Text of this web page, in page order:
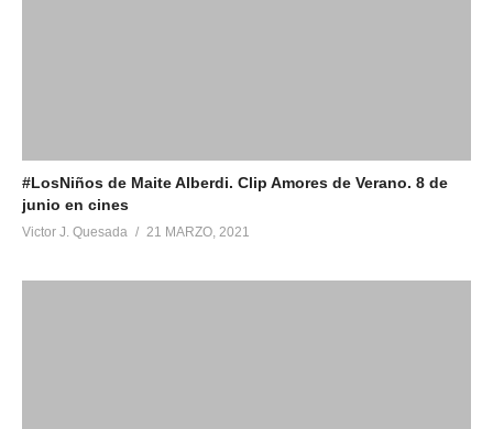
#LosNiños​ de Maite Alberdi. Clip Amores de Verano. 8 de
junio en cines
Victor J. Quesada 21 MARZO, 2021